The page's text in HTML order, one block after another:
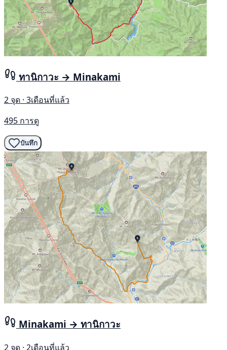
ทานิกาวะ → Minakami
2 จุด · 3เดือนที่แล้ว
495 การดู
บันทึก
Minakami → ทานิกาวะ
2 จุด · 2เดือนที่แล้ว